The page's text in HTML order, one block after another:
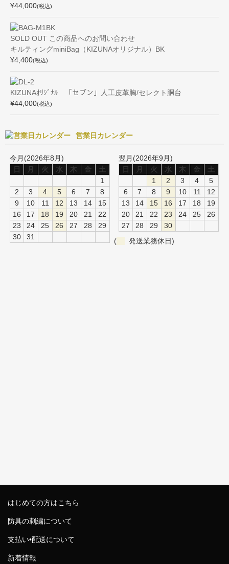
¥44,000(税込)
SOLD OUT この商品へのお問い合わせ
キルティングminiBag（KIZUNAオリジナル）BK
¥4,400(税込)
KIZUNAｵﾘｼﾞﾅﾙ 「セブン」人工皮革胸/セレクト胴台
¥44,000(税込)
営業日カレンダー
今月(2026年8月)
日
月 火 水 木 金
土
1
2
3 4 5 6 7
8
9
10 11 12 13 14
15
16
17 18 19 20 21
22
23
24 25 26 27 28
29
30
31
翌月(2026年9月)
日
月 火 水 木 金
土
1
2 3 4
5
6
7 8 9 10 11
12
13
14 15 16 17 18
19
20
21 22 23 24 25
26
27
28 29
30
(
発送業務休日)
はじめての方はこちら
防具の刺繍について
支払い•配送について
新着情報